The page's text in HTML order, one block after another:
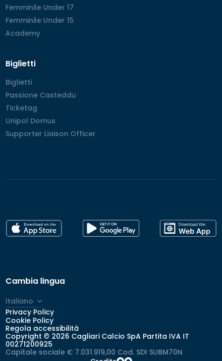
Femminile Under 17
Femminile Under 17
Femminile Under 15
Femminile Under 15
Academy
Academy
Biglietti
Biglietti
Biglietti
Passione Casteddu
Passione Casteddu
Ticketag
Ticketag
Unipol Domus
Unipol Domus
Supporter Liaison Officer
Supporter Liaison Officer
Cambia lingua
Italiano
English
Privacy Policy
Cookie Policy
Regola accessibilità
Copyright © 2026 Cagliari Calcio SpA Partita IVA IT
00271200925
Capitale sociale € 7.031.919,00 Cod. SDI SUBM70N